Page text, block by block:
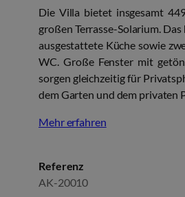
Die Villa bietet insgesamt
großen Terrasse-Solarium.
ausgestattete Küche sowie
WC. Große Fenster mit
sorgen gleichzeitig für
dem Garten und dem privaten
Mehr erfahren
Referenz
AK-20010